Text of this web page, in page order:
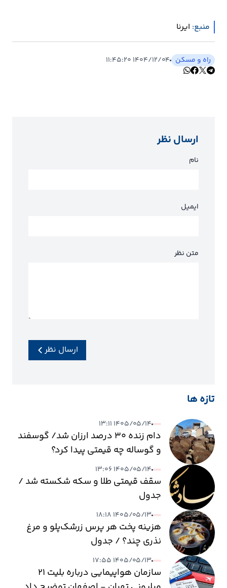
منبع: ایرنا
راه و مسکن ۱۴۰۴/۱۲/۰۴ ۱۱:۴۵:۲۰
ارسال نظر
نام
ایمیل
متن نظر
ارسال نظر
تازه ها
۱۴۰۵/۰۵/۱۴ ۱۳:۱۱
دام زنده ۳۰ درصد ارزان شد/ گوسفند
و گوساله چه قیمتی پیدا کرد؟
۱۴۰۵/۰۵/۱۴ ۱۳:۰۶
سقف قیمتی طلا و سکه شکسته شد /
جدول
۱۴۰۵/۰۵/۱۳ ۱۸:۱۸
هزینه پخت هر پرس زرشک‌پلو و مرغ
نذری چند؟ / جدول
۱۴۰۵/۰۵/۱۳ ۱۷:۵۵
سازمان هواپیمایی درباره بلیت ۲۱